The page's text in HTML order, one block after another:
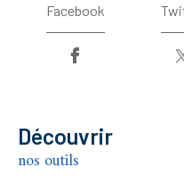
Facebook
découvrir
nos outils